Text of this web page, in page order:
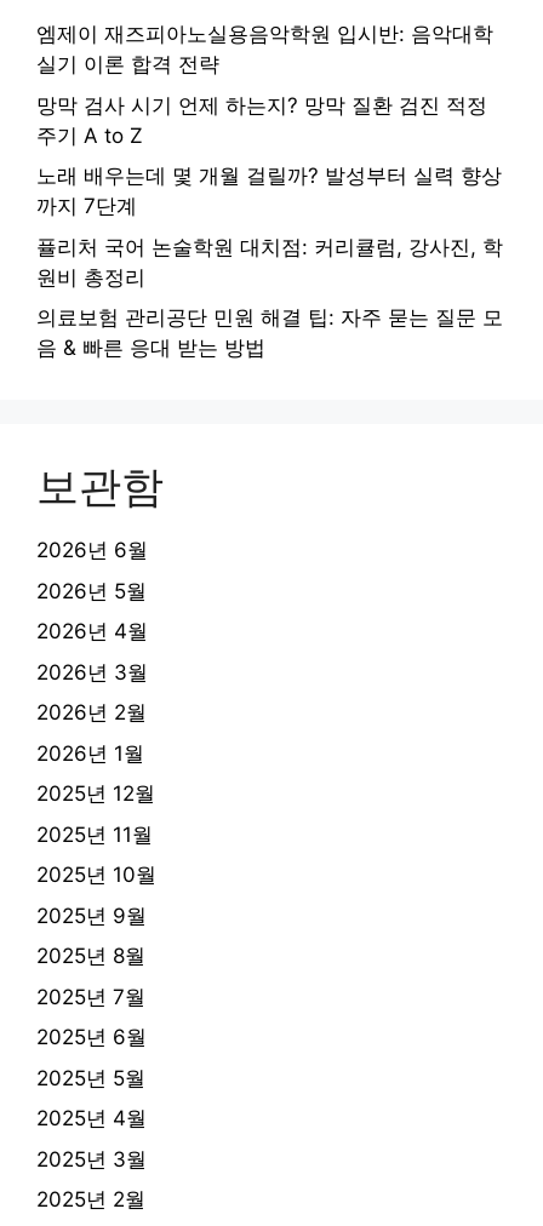
엠제이 재즈피아노실용음악학원 입시반: 음악대학
실기 이론 합격 전략
망막 검사 시기 언제 하는지? 망막 질환 검진 적정
주기 A to Z
노래 배우는데 몇 개월 걸릴까? 발성부터 실력 향상
까지 7단계
퓰리처 국어 논술학원 대치점: 커리큘럼, 강사진, 학
원비 총정리
의료보험 관리공단 민원 해결 팁: 자주 묻는 질문 모
음 & 빠른 응대 받는 방법
보관함
2026년 6월
2026년 5월
2026년 4월
2026년 3월
2026년 2월
2026년 1월
2025년 12월
2025년 11월
2025년 10월
2025년 9월
2025년 8월
2025년 7월
2025년 6월
2025년 5월
2025년 4월
2025년 3월
2025년 2월